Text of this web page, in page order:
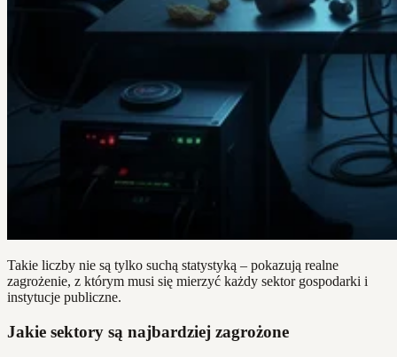
Takie liczby nie są tylko suchą statystyką – pokazują realne
zagrożenie, z którym musi się mierzyć każdy sektor gospodarki i
instytucje publiczne.
Jakie sektory są najbardziej zagrożone